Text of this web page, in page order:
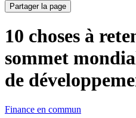
Partager la page
10 choses à
sommet
de
Finance en commun